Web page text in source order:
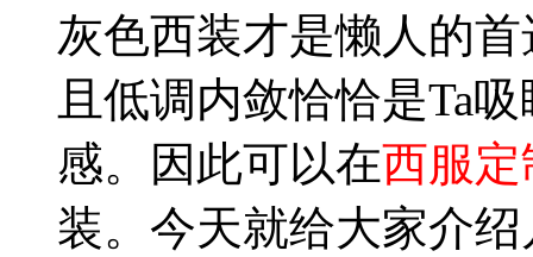
灰色西装才是懒人的
且低调内敛恰恰是Ta
感。因此可以在西服定
装。今天就给大家介